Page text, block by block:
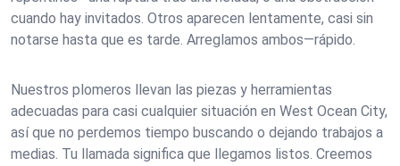
cuando hay invitados. Otros aparecen lentamente, casi sin
notarse hasta que es tarde. Arreglamos ambos—rápido.
Nuestros plomeros llevan las piezas y herramientas
adecuadas para casi cualquier situación en West Ocean City,
así que no perdemos tiempo buscando o dejando trabajos a
medias. Tu llamada significa que llegamos listos. Creemos